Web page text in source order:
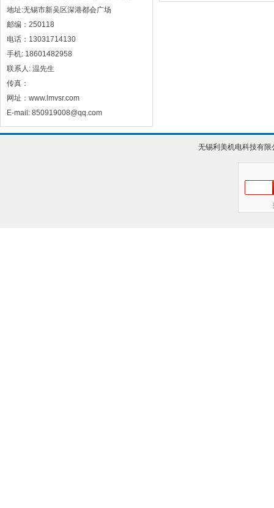
地址:无锡市新吴区深港都会广场
邮编：250118
电话：13031714130
手机: 18601482958
联系人: 温先生
传真：
网址：www.lmvsr.com
E-mail: 850919008@qq.com
无锡利美机电科技有